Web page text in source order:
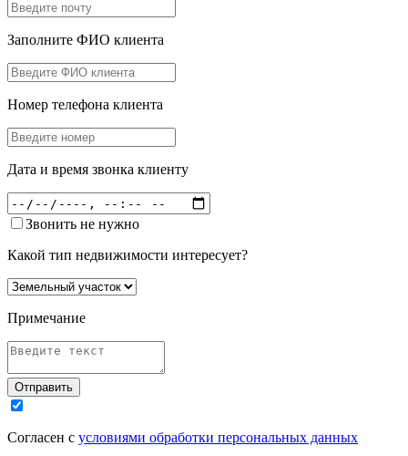
Заполните ФИО клиента
Номер телефона клиента
Дата и время звонка клиенту
Звонить не нужно
Какой тип недвижимости интересует?
Примечание
Отправить
Согласен с условиями обработки персональных данных